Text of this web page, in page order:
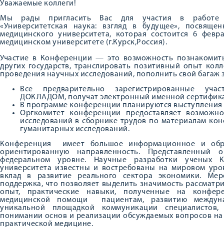
Уважаемые коллеги!
Мы рады пригласить Вас для участия в работе
«Университетская наука: взгляд в будущее»,
медицинского университета, которая состоится 6
медицинском университете (г.Курск,Россия).
Участие в Конференции — это возможность
других государств, транслировать позитивный опыт
проведения научных исследований, пополнить свой багаж
Все предварительно зарегистрированные
ДОКЛАДОМ, получат электронный именной
В программе конференции планируются
Оргкомитет конференции предоставляет
исследований в сборнике трудов по материалам
гуманитарных исследований.
Конференция имеет большое информационное и
ориентированную направленность.
федеральном уровне. Научные разработки ученых
университета известны и востребованы на мировом
вклад в развитие реального сектора экономики.
поддержка, что позволяет выделить значимость
опыт, практические навыки, полученные на
медицинской помощи пациентам, развитию
уникальной площадкой коммуникации
понимании основ и реализации обсуждаемых вопросов
практической медицине.